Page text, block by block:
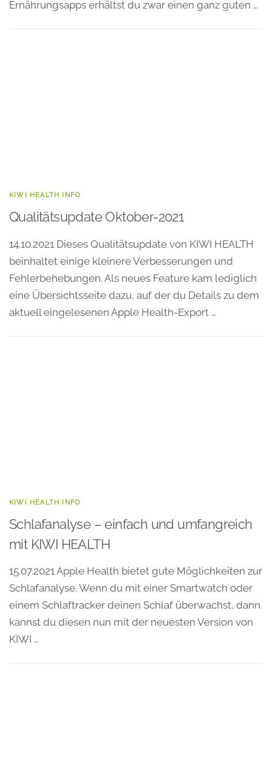
Ernährungsapps erhältst du zwar einen ganz guten …
KIWI HEALTH INFO
Qualitätsupdate Oktober-2021
14.10.2021 Dieses Qualitätsupdate von KIWI HEALTH
beinhaltet einige kleinere Verbesserungen und
Fehlerbehebungen. Als neues Feature kam lediglich
eine Übersichtsseite dazu, auf der du Details zu dem
aktuell eingelesenen Apple Health-Export …
KIWI HEALTH INFO
Schlafanalyse – einfach und umfangreich
mit KIWI HEALTH
15.07.2021 Apple Health bietet gute Möglichkeiten zur
Schlafanalyse. Wenn du mit einer Smartwatch oder
einem Schlaftracker deinen Schlaf überwachst, dann
kannst du diesen nun mit der neuesten Version von
KIWI …